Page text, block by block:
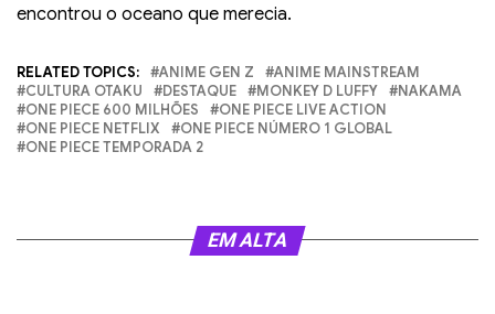
encontrou o oceano que merecia.
RELATED TOPICS: ANIME GEN Z
ANIME MAINSTREAM
CULTURA OTAKU
DESTAQUE MONKEY D LUFFY
NAKAMA
ONE PIECE 600 MILHÕES
ONE PIECE LIVE ACTION
ONE PIECE NETFLIX
ONE PIECE NÚMERO 1 GLOBAL
ONE PIECE TEMPORADA 2
EM ALTA